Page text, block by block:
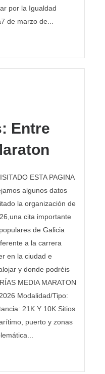
por la Igualdad
de marzo de...
Entre
ESTA PAGINA
algunos datos
la organización de
cita importante
de Galicia
a la carrera
en la ciudad e
y donde podréis
MEDIA MARATON
Modalidad/Tipo:
21K Y 10K Sitios
puerto y zonas